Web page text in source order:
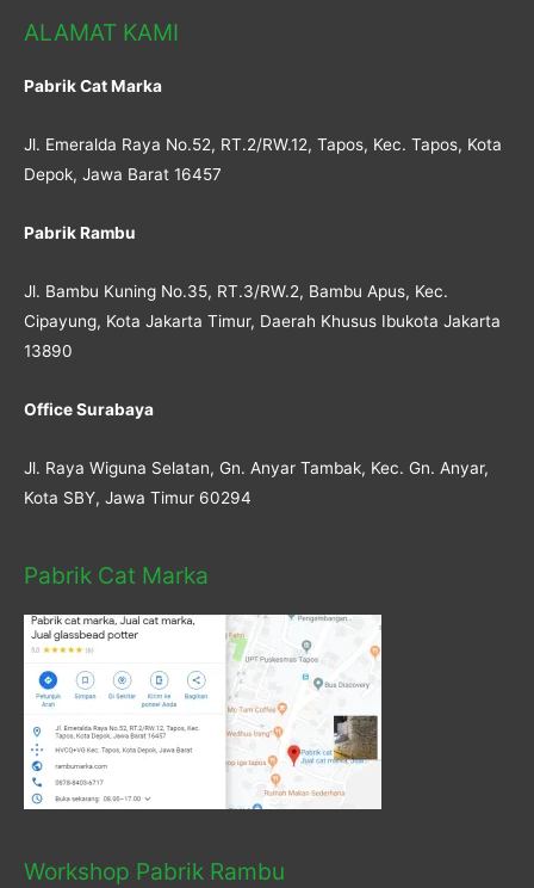
ALAMAT KAMI
Pabrik Cat Marka
Jl. Emeralda Raya No.52, RT.2/RW.12, Tapos, Kec. Tapos, Kota
Depok, Jawa Barat 16457
Pabrik Rambu
Jl. Bambu Kuning No.35, RT.3/RW.2, Bambu Apus, Kec.
Cipayung, Kota Jakarta Timur, Daerah Khusus Ibukota Jakarta
13890
Office Surabaya
Jl. Raya Wiguna Selatan, Gn. Anyar Tambak, Kec. Gn. Anyar,
Kota SBY, Jawa Timur 60294
Pabrik Cat Marka
Workshop Pabrik Rambu